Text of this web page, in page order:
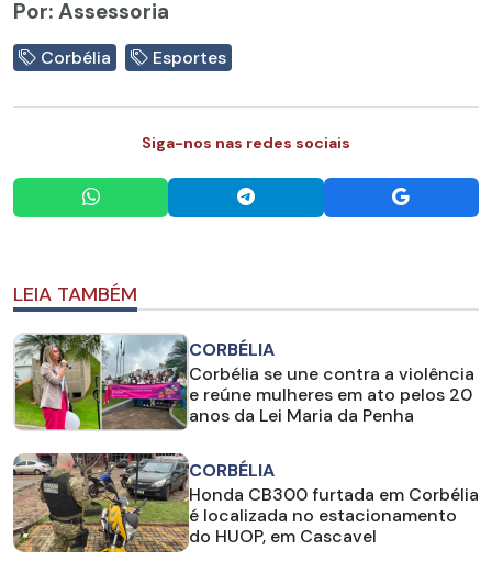
Por: Assessoria
Corbélia Esportes
Siga-nos nas redes sociais
LEIA TAMBÉM
CORBÉLIA
Corbélia se une contra a violência
e reúne mulheres em ato pelos 20
anos da Lei Maria da Penha
CORBÉLIA
Honda CB300 furtada em Corbélia
é localizada no estacionamento
do HUOP, em Cascavel